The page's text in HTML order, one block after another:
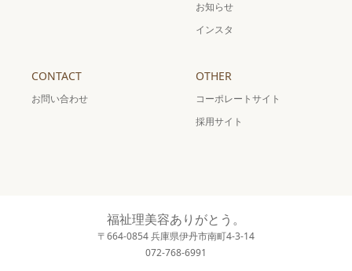
お知らせ
インスタ
CONTACT
お問い合わせ
OTHER
コーポレートサイト
採用サイト
福祉理美容ありがとう。
〒664-0854 兵庫県伊丹市南町4-3-14
072-768-6991